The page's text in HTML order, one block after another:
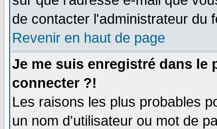
de contacter l'administrateur du
Revenir en haut de page
Je me suis enregistré dans le
connecter ?!
Les raisons les plus probables
un nom d'utilisateur ou mot de